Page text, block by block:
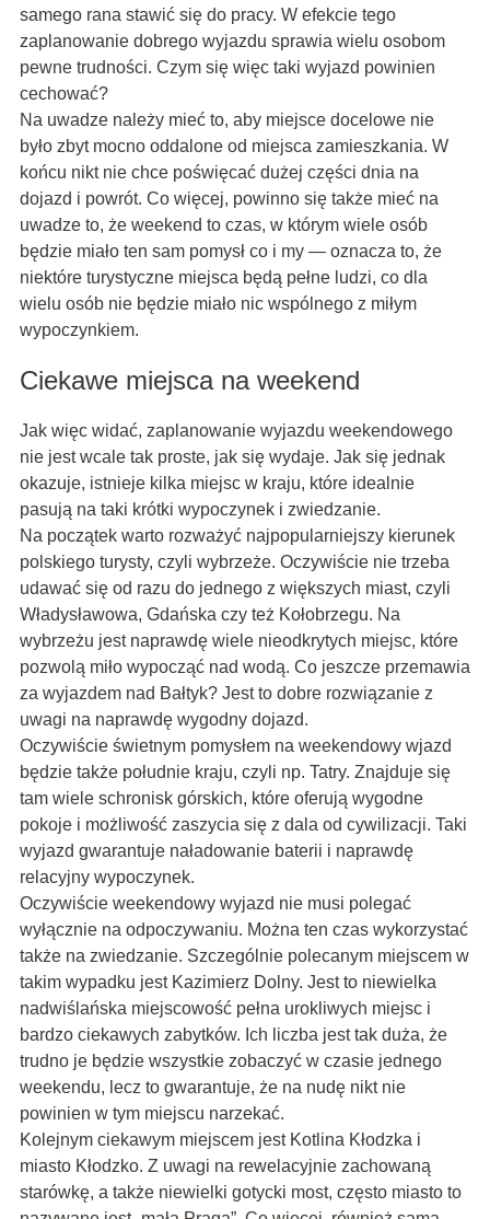
samego rana stawić się do pracy. W efekcie tego
zaplanowanie dobrego wyjazdu sprawia wielu osobom
pewne trudności. Czym się więc taki wyjazd powinien
cechować?
Na uwadze należy mieć to, aby miejsce docelowe nie
było zbyt mocno oddalone od miejsca zamieszkania. W
końcu nikt nie chce poświęcać dużej części dnia na
dojazd i powrót. Co więcej, powinno się także mieć na
uwadze to, że weekend to czas, w którym wiele osób
będzie miało ten sam pomysł co i my — oznacza to, że
niektóre turystyczne miejsca będą pełne ludzi, co dla
wielu osób nie będzie miało nic wspólnego z miłym
wypoczynkiem.
Ciekawe miejsca na weekend
Jak więc widać, zaplanowanie wyjazdu weekendowego
nie jest wcale tak proste, jak się wydaje. Jak się jednak
okazuje, istnieje kilka miejsc w kraju, które idealnie
pasują na taki krótki wypoczynek i zwiedzanie.
Na początek warto rozważyć najpopularniejszy kierunek
polskiego turysty, czyli wybrzeże. Oczywiście nie trzeba
udawać się od razu do jednego z większych miast, czyli
Władysławowa, Gdańska czy też Kołobrzegu. Na
wybrzeżu jest naprawdę wiele nieodkrytych miejsc, które
pozwolą miło wypocząć nad wodą. Co jeszcze przemawia
za wyjazdem nad Bałtyk? Jest to dobre rozwiązanie z
uwagi na naprawdę wygodny dojazd.
Oczywiście świetnym pomysłem na weekendowy wjazd
będzie także południe kraju, czyli np. Tatry. Znajduje się
tam wiele schronisk górskich, które oferują wygodne
pokoje i możliwość zaszycia się z dala od cywilizacji. Taki
wyjazd gwarantuje naładowanie baterii i naprawdę
relacyjny wypoczynek.
Oczywiście weekendowy wyjazd nie musi polegać
wyłącznie na odpoczywaniu. Można ten czas wykorzystać
także na zwiedzanie. Szczególnie polecanym miejscem w
takim wypadku jest Kazimierz Dolny. Jest to niewielka
nadwiślańska miejscowość pełna urokliwych miejsc i
bardzo ciekawych zabytków. Ich liczba jest tak duża, że
trudno je będzie wszystkie zobaczyć w czasie jednego
weekendu, lecz to gwarantuje, że na nudę nikt nie
powinien w tym miejscu narzekać.
Kolejnym ciekawym miejscem jest Kotlina Kłodzka i
miasto Kłodzko. Z uwagi na rewelacyjnie zachowaną
starówkę, a także niewielki gotycki most, często miasto to